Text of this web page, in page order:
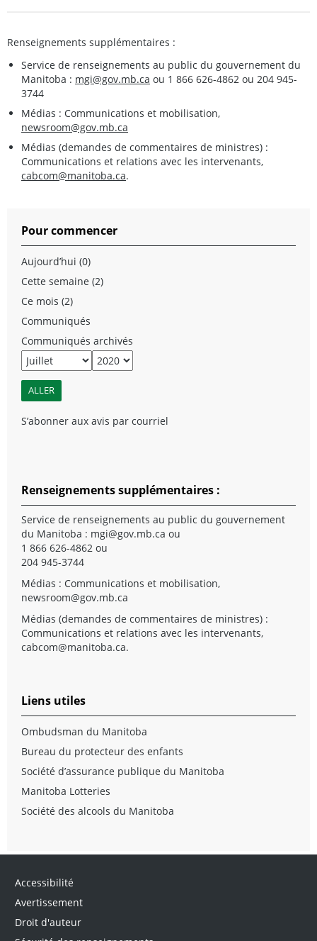
Renseignements supplémentaires :
Service de renseignements au public du gouvernement du
Manitoba : mgi@gov.mb.ca ou 1 866 626-4862 ou 204 945-
3744
Médias : Communications et mobilisation,
newsroom@gov.mb.ca
Médias (demandes de commentaires de ministres) :
Communications et relations avec les intervenants,
cabcom@manitoba.ca.
Pour commencer
Aujourd’hui (0)
Cette semaine (2)
Ce mois (2)
Communiqués
Communiqués archivés
S’abonner aux avis par courriel
Renseignements supplémentaires :
Service de renseignements au public du gouvernement
du Manitoba : mgi@gov.mb.ca ou
1 866 626-4862 ou
204 945-3744
Médias : Communications et mobilisation,
newsroom@gov.mb.ca
Médias (demandes de commentaires de ministres) :
Communications et relations avec les intervenants,
cabcom@manitoba.ca.
Liens utiles
Ombudsman du Manitoba
Bureau du protecteur des enfants
Société d’assurance publique du Manitoba
Manitoba Lotteries
Société des alcools du Manitoba
Accessibilité
Avertissement
Droit d'auteur